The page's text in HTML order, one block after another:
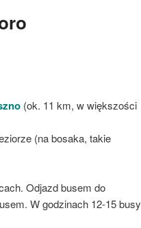
(ok. 11 km, w większości
(na bosaka, takie
Odjazd busem do
W godzinach 12-15 busy